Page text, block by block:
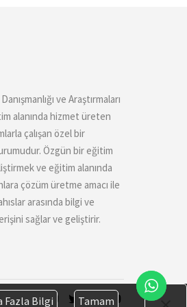
ve Araştırmaları
alanında hizmet üreten
çalışan özel bir
Özgün bir eğitim
ve eğitim alanında
çözüm üretme amacı ile
arasında bilgi ve
sağlar ve geliştirir.
Fazla Bilgi Tamam